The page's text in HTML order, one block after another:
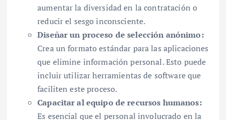
aumentar la diversidad en la contratación o
reducir el sesgo inconsciente.
Diseñar un proceso de selección anónimo:
Crea un formato estándar para las aplicaciones
que elimine información personal. Esto puede
incluir utilizar herramientas de software que
faciliten este proceso.
Capacitar al equipo de recursos humanos:
Es esencial que el personal involucrado en la